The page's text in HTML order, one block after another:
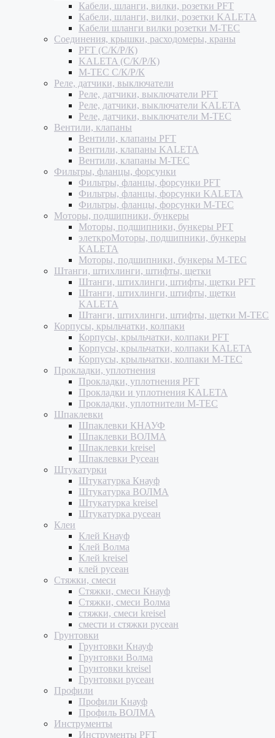
Кабели, шланги, вилки, розетки PFT
Кабели, шланги, вилки, розетки KALETA
Кабели шланги вилки розетки M-TEC
Соединения, крышки, расходомеры, краны
PFT (С/К/Р/К)
KALETA (С/К/Р/К)
M-TEC С/К/Р/К
Реле, датчики, выключатели
Реле, датчики, выключатели PFT
Реле, датчики, выключатели KALETA
Реле, датчики, выключатели M-TEC
Вентили, клапаны
Вентили, клапаны PFT
Вентили, клапаны KALETA
Вентили, клапаны M-TEC
Фильтры, фланцы, форсунки
Фильтры, фланцы, форсунки PFT
Фильтры, фланцы, форсунки KALETA
Фильтры, фланцы, форсунки M-TEC
Моторы, подшипники, бункеры
Моторы, подшипники, бункеры PFT
элеткроМоторы, подшипники, бункеры
KALETA
Моторы, подшипники, бункеры M-TEC
Штанги, штихлинги, штифты, щетки
Штанги, штихлинги, штифты, щетки PFT
Штанги, штихлинги, штифты, щетки
KALETA
Штанги, штихлинги, штифты, щетки M-TEC
Корпусы, крыльчатки, колпаки
Корпусы, крыльчатки, колпаки PFT
Корпусы, крыльчатки, колпаки KALETA
Корпусы, крыльчатки, колпаки M-TEC
Прокладки, уплотнения
Прокладки, уплотнения PFT
Прокладки и уплотнения KALETA
Прокладки, уплотнители M-TEC
Шпаклевки
Шпаклевки КНАУФ
Шпаклевки ВОЛМА
Шпаклевки kreisel
Шпаклевки Русеан
Штукатурки
Штукатурка Кнауф
Штукатурка ВОЛМА
Штукатурка kreisel
Штукатурка русеан
Клеи
Клей Кнауф
Клей Волма
Клей kreisel
клей русеан
Стяжки, смеси
Стяжки, смеси Кнауф
Стяжки, смеси Волма
стяжки, смеси kreisel
смести и стяжки русеан
Грунтовки
Грунтовки Кнауф
Грунтовки Волма
Грунтовки kreisel
Грунтовки русеан
Профили
Профили Кнауф
Профиль ВОЛМА
Инструменты
Инструменты PFT